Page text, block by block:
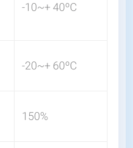
-10~+ 40ºС
-20~+ 60ºС
150%